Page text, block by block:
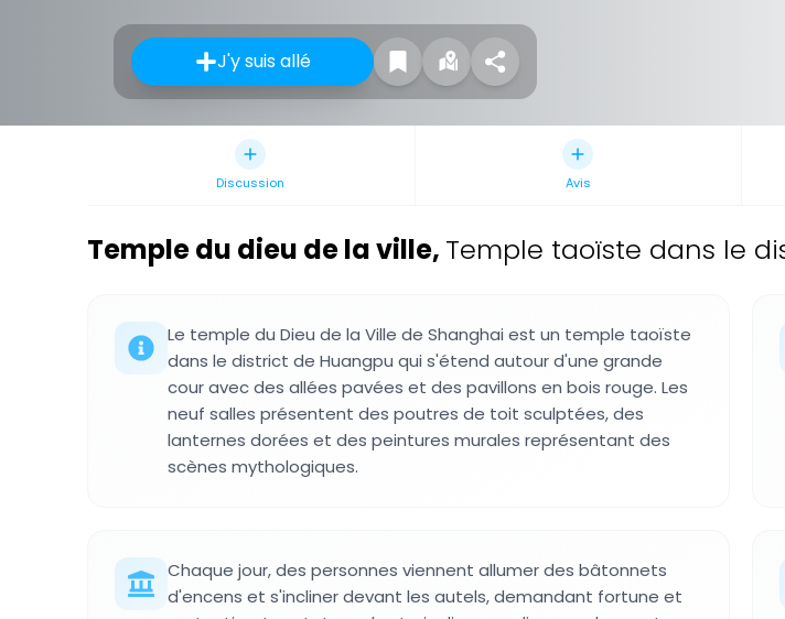
J'y suis allé
Discussion Avis
Temple du dieu de la ville, Temple taoïste dans le
Le temple du Dieu de la Ville de Shanghai est un temple taoïste
dans le district de Huangpu qui s'étend autour d'une grande
cour avec des allées pavées et des pavillons en bois rouge. Les
neuf salles présentent des poutres de toit sculptées, des
lanternes dorées et des peintures murales représentant des
scènes mythologiques.
Chaque jour, des personnes viennent allumer des bâtonnets
d'encens et s'incliner devant les autels, demandant fortune et